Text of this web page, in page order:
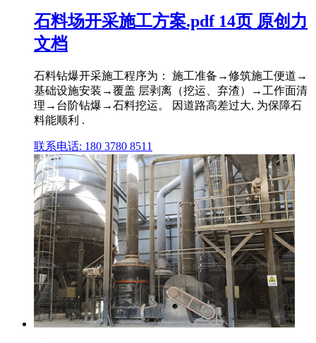
石料场开采施工方案.pdf 14页 原创力
文档
石料钻爆开采施工程序为： 施工准备→修筑施工便道→
基础设施安装→覆盖 层剥离（挖运、弃渣）→工作面清
理→台阶钻爆→石料挖运。 因道路高差过大, 为保障石
料能顺利 .
联系电话: 180 3780 8511